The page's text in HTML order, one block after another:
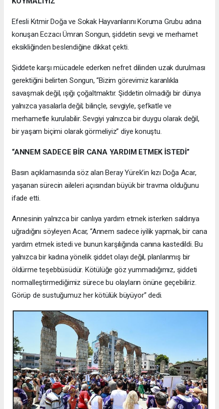
Efesli Kıtmir Doğa ve Sokak Hayvanlarını Koruma Grubu adına
konuşan Eczacı Ümran Songun, şiddetin sevgi ve merhamet
eksikliğinden beslendiğine dikkat çekti.
Şiddete karşı mücadele ederken nefret dilinden uzak durulması
gerektiğini belirten Songun, “Bizim görevimiz karanlıkla
savaşmak değil, ışığı çoğaltmaktır. Şiddetin olmadığı bir dünya
yalnızca yasalarla değil; bilinçle, sevgiyle, şefkatle ve
merhametle kurulabilir. Sevgiyi yalnızca bir duygu olarak değil,
bir yaşam biçimi olarak görmeliyiz” diye konuştu.
“ANNEM SADECE BİR CANA YARDIM ETMEK İSTEDİ”
Basın açıklamasında söz alan Beray Yürek’in kızı Doğa Acar,
yaşanan sürecin aileleri açısından büyük bir travma olduğunu
ifade etti.
Annesinin yalnızca bir canlıya yardım etmek isterken saldırıya
uğradığını söyleyen Acar, “Annem sadece iyilik yapmak, bir cana
yardım etmek istedi ve bunun karşılığında canına kastedildi. Bu
yalnızca bir kadına yönelik şiddet olayı değil, planlanmış bir
öldürme teşebbüsüdür. Kötülüğe göz yummadığımız, şiddeti
normalleştirmediğimiz sürece bu olayların önüne geçebiliriz.
Görüp de sustuğumuz her kötülük büyüyor” dedi.